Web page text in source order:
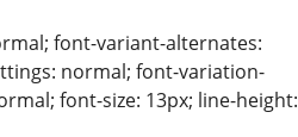
font-variant-alternates:
normal; font-variation-
font-size: 13px; line-height: